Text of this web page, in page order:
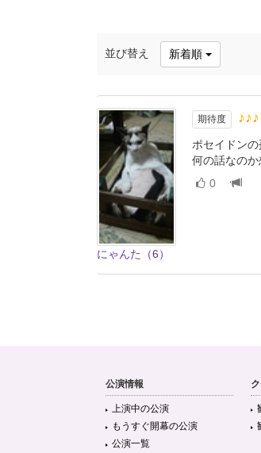
並び替え 新着順
にゃんた（6）
期待度
ポセイドンの
何の話なの
0
公演情報
上演中の公演
もうすぐ開幕の公演
公演一覧